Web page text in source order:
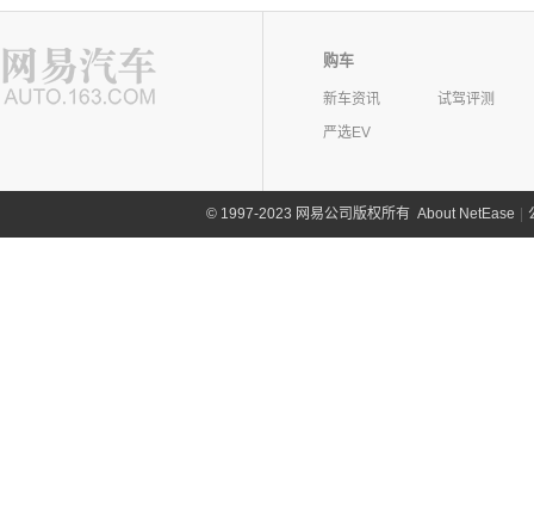
购车
新车资讯
试驾评测
严选EV
©1997-2023 网易公司版权所有 About NetEase